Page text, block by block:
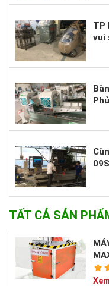
TP
vui
TẤT CẢ SẢN